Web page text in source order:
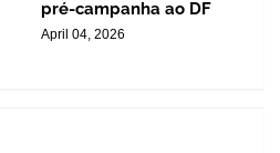
pré-campanha ao DF
April 04, 2026